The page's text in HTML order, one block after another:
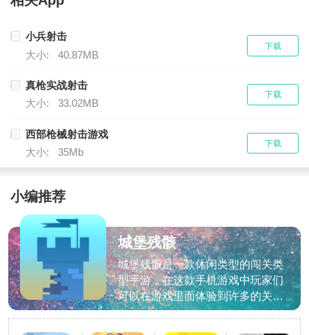
小兵射击
大小:
40.87MB
下载
真枪实战射击
大小:
33.02MB
下载
西部枪械射击游戏
大小:
35Mb
下载
小编推荐
城堡残骸
城堡残骸是一款休闲类型的闯关类
型手游，在这款手机游戏中玩家们
可以在游戏里面体验到许多的关卡
模式，不同的关卡有着不一样的玩